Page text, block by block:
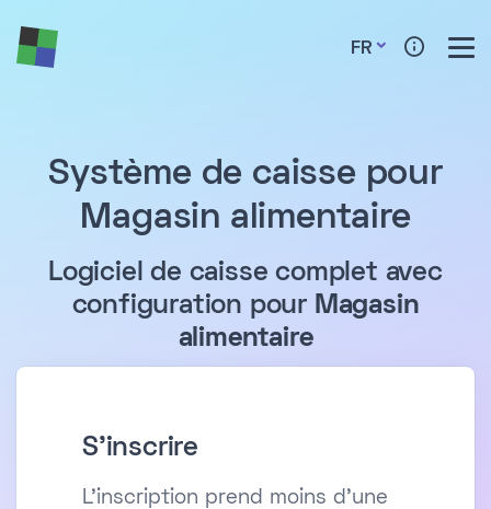
FR
Système de caisse pour
Magasin alimentaire
Logiciel de caisse complet avec
configuration pour Magasin
alimentaire
S'inscrire
L'inscription prend moins d'une